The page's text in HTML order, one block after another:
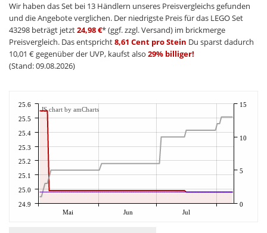
Wir haben das Set bei 13 Händlern unseres Preisvergleichs gefunden
und die Angebote verglichen. Der niedrigste Preis für das LEGO Set
43298 beträgt jetzt24,98 €* (ggf. zzgl. Versand) im brickmerge
Preisvergleich. Das entspricht8,61 Cent pro Stein Du sparst dadurch
10,01 € gegenüber der UVP, kaufst also 29% billiger!
(Stand: 09.08.2026)
Mai Jun Jul
24.9
25.0
25.1
25.2
25.3
25.4
25.5
25.6
0
5
10
15
JS chart by amCharts